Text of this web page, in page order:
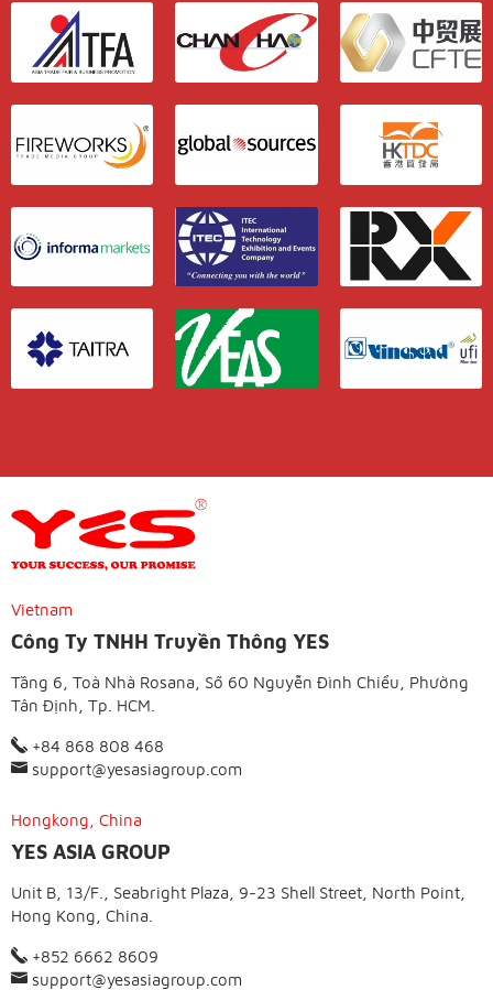
Vietnam
Công Ty TNHH Truyền Thông YES
Tầng 6, Toà Nhà Rosana, Số 60 Nguyễn Đình Chiểu, Phường
Tân Định, Tp. HCM.
+84 868 808 468
support@yesasiagroup.com
Hongkong, China
YES ASIA GROUP
Unit B, 13/F., Seabright Plaza, 9-23 Shell Street, North Point,
Hong Kong, China.
+852 6662 8609
support@yesasiagroup.com